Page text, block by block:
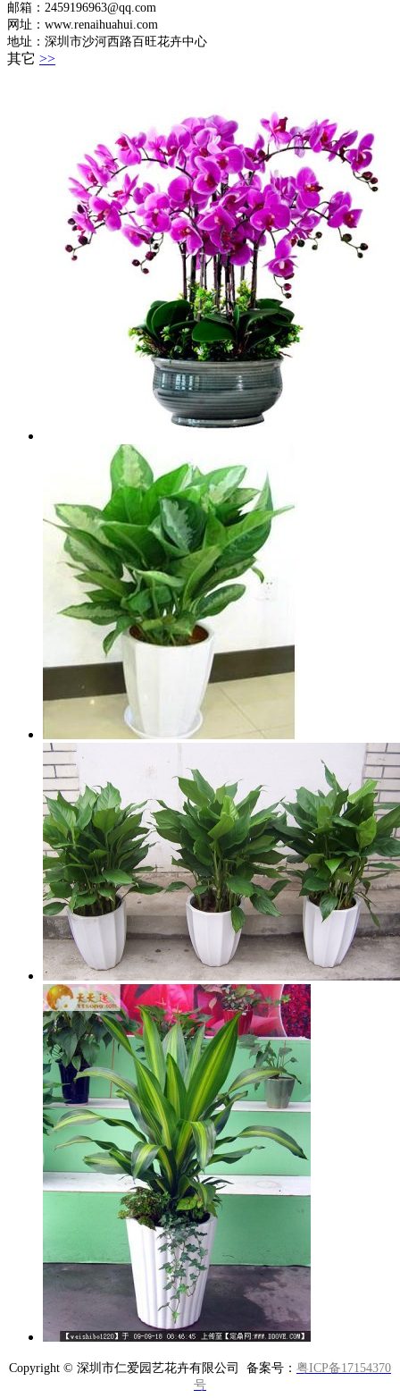
邮箱：2459196963@qq.com
网址：www.renaihuahui.com
地址：深圳市沙河西路百旺花卉中心
其它 >>
Copyright © 深圳市仁爱园艺花卉有限公司 备案号： 粤ICP备17154370
号